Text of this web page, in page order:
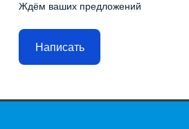
Ждём ваших предложений
Написать